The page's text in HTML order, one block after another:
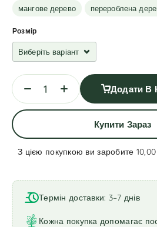
мангове дерево перероблена
Розмір
Додати В
Купити Зараз
З цією покупкою ви заробите
l
t
e
r
Термін доставки: 3–7 днів
Кожна покупка допомагає